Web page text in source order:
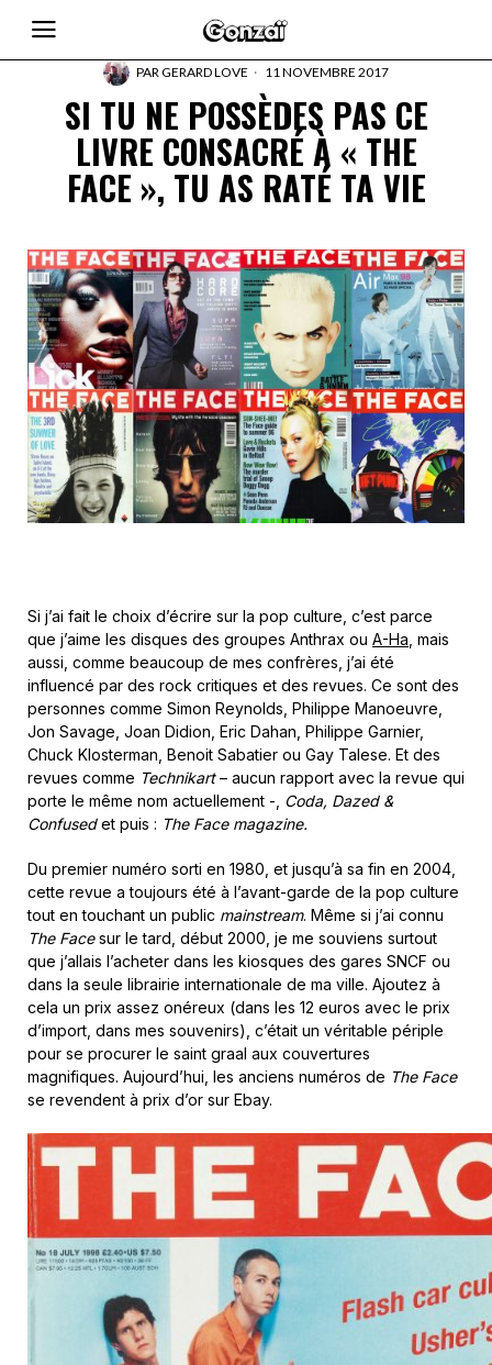
PARGERARD LOVE 11 NOVEMBRE 2017
SI TU NE POSSÈDES PAS CE
LIVRE CONSACRÉ À « THE
FACE », TU AS RATÉ TA VIE
Si j’ai fait le choix d’écrire sur la pop culture, c’est parce
que j’aime les disques des groupes Anthrax ou A-Ha , mais
aussi, comme beaucoup de mes confrères, j’ai été
influencé par des rock critiques et des revues. Ce sont des
personnes comme Simon Reynolds, Philippe Manoeuvre,
Jon Savage, Joan Didion, Eric Dahan, Philippe Garnier,
Chuck Klosterman, Benoit Sabatier ou Gay Talese. Et des
revues comme Technikart– aucun rapport avec la revue qui
porte le même nom actuellement -, Coda, Dazed &
Confusedet puis : The Face magazine.
Du premier numéro sorti en 1980, et jusqu’à sa fin en 2004,
cette revue a toujours été à l’avant-garde de la pop culture
tout en touchant un public mainstream. Même si j’ai connu
The Facesur le tard, début 2000, je me souviens surtout
que j’allais l’acheter dans les kiosques des gares SNCF ou
dans la seule librairie internationale de ma ville. Ajoutez à
cela un prix assez onéreux (dans les 12 euros avec le prix
d’import, dans mes souvenirs), c’était un véritable périple
pour se procurer le saint graal aux couvertures
magnifiques. Aujourd’hui, les anciens numéros de The Face
se revendent à prix d’or sur Ebay.